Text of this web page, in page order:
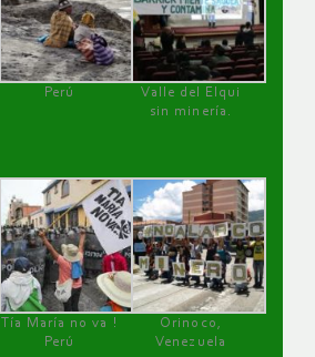
Perú
Valle del Elqui
sin minería.
Tía María no va !
Perú
Orinoco,
Venezuela